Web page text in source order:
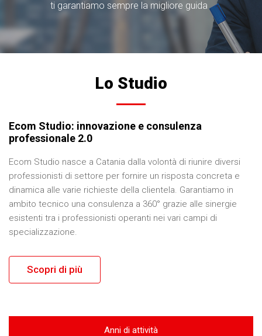
ti garantiamo sempre la migliore guida
Lo Studio
Ecom Studio: innovazione e consulenza
professionale 2.0
Ecom Studio nasce a Catania dalla volontà di riunire diversi
professionisti di settore per fornire un risposta concreta e
dinamica alle varie richieste della clientela. Garantiamo in
ambito tecnico una consulenza a 360° grazie alle sinergie
esistenti tra i professionisti operanti nei vari campi di
specializzazione.
Scopri di più
Anni di attività